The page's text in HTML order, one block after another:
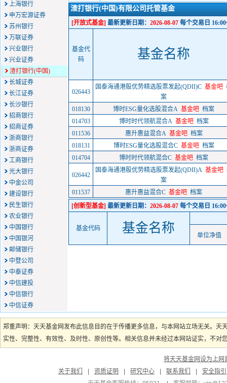
上海银行
申万宏源证券
苏州银行
万联证券
兴业银行
兴业证券
渣打银行(中国)
长城证券
长江证券
长沙银行
招商银行
招商证券
浙商银行
浙商证券
工商银行
光大银行
中金公司
建设银行
民生银行
农业银行
中国银行
中国银河
邮储银行
中登公司
中泰证券
中信建投
中信银行
中信证券
渣打银行(中国)有限公司托管基金
[开放式基金] 最新更新日期： 2026-08-07 每个交易日
基金代
码
基金名称
026443
国泰海通港股优势精选股票发起(QDII)C 基金吧
案
018130
博时ESG量化选股混合A 基金吧 档案
014703
博时时代领航混合A 基金吧 档案
011536
惠升惠益混合A 基金吧 档案
018131
博时ESG量化选股混合C 基金吧 档案
014704
博时时代领航混合C 基金吧 档案
026442
国泰海通港股优势精选股票发起(QDII)A 基金吧
案
011537
惠升惠益混合C 基金吧 档案
[创新型基金] 最新更新日期： 2026-08-07 每个交易日
基金代码 基金名称 单位净值
郑重声明：天天基金网发布此信息目的在于传播更多信息，与本网站立场无关。
实性、完整性、有效性、及时性、原创性等。相关信息并未经过本网站证实，不
将天天基金网设为上网
关于我们
资质证明 研究中心 联系我们
安全指引